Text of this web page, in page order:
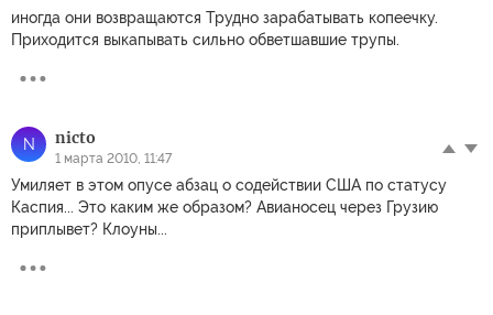
иногда они возвращаются Трудно зарабатывать копеечку.
Приходится выкапывать сильно обветшавшие трупы.
N nicto
1 марта 2010, 11:47
Умиляет в этом опусе абзац о содействии США по статусу
Каспия... Это каким же образом? Авианосец через Грузию
приплывет? Клоуны...